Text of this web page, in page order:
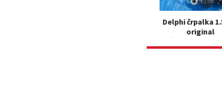
Delphi črpalka
original